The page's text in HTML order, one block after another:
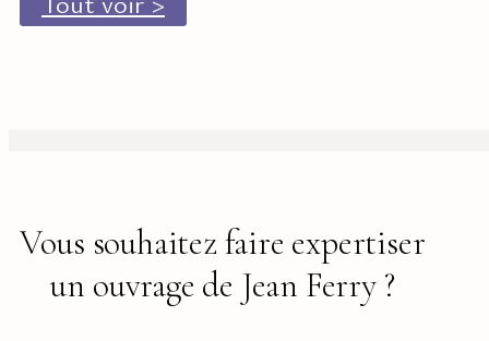
Vous souhaitez faire expertiser
un ouvrage de Jean Ferry ?